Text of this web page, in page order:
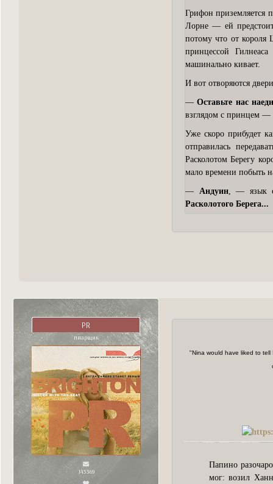
Грифон приземляется
Лорне — ей
потому что от короля
принцессой
машинально кивает.
И вот отворяются
—Оставьте нас
взглядом с принцем —
Уже скоро прибудет
отправилась
Расколотом Берегу
мало времени побыть
— Андуин, — язык
Расколотого Берега...
PR
пиарщик
143369
"Nina would have liked to tell
Папино
мог: возил